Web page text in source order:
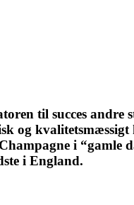
til succes andre
og
i “gamle
i England.